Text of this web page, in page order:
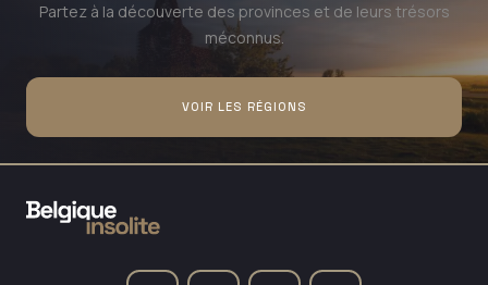
Partez à la découverte des provinces et de leurs trésors
méconnus.
VOIR LES RÉGIONS